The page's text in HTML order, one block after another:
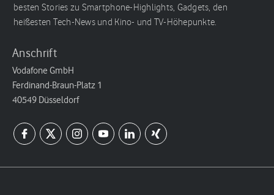
besten Stories zu Smartphone-Highlights, Gadgets, den
heißesten Tech-News und Kino- und TV-Höhepunkte.
Anschrift
Vodafone GmbH
Ferdinand-Braun-Platz 1
40549 Düsseldorf